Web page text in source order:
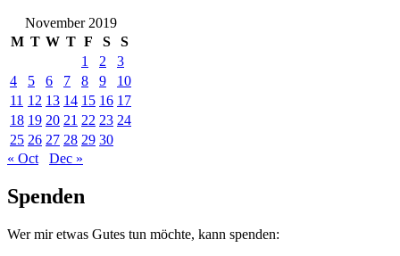
November 2019
M T W T F S
S
1
2
3
4
5 6 7 8 9
10
11 12 13 14 15 16 17
18 19 20 21 22 23 24
25 26 27 28 29 30
« Oct
Dec »
Spenden
Wer mir etwas Gutes tun möchte, kann spenden: